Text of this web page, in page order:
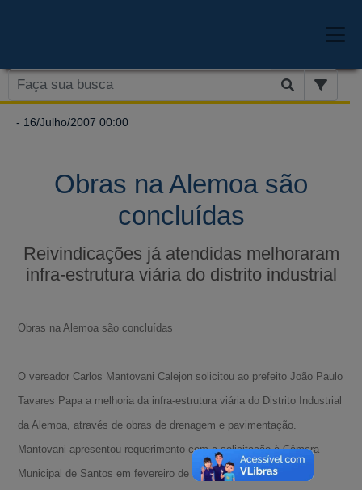
- 16/Julho/2007 00:00
Obras na Alemoa são
concluídas
Reivindicações já atendidas melhoraram
infra-estrutura viária do distrito industrial
Obras na Alemoa são concluídas
O vereador Carlos Mantovani Calejon solicitou ao prefeito João Paulo
Tavares Papa a melhoria da infra-estrutura viária do Distrito Industrial
da Alemoa, através de obras de drenagem e pavimentação.
Mantovani apresentou requerimento com a solicitação à Câmara
Municipal de Santos em fevereiro de 2006, e finalmente a